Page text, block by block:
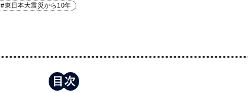
#東日本大震災から10年